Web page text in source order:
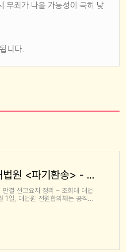
무죄가 나올 가능성이 극히 낮
니다.
이재명 대표 대법원 <파기환송> - 선고요지 낭독 요점
결 선고요지 정리 – 조희대 대법
일, 대법원 전원합의체는 공직선